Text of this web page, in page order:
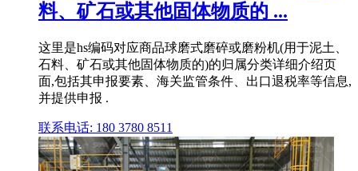
料、矿石或其他固体物质的 ...
这里是hs编码对应商品球磨式磨碎或磨粉机(用于泥土、
石料、矿石或其他固体物质的)的归属分类详细介绍页
面,包括其申报要素、海关监管条件、出口退税率等信息,
并提供申报 .
联系电话: 180 3780 8511